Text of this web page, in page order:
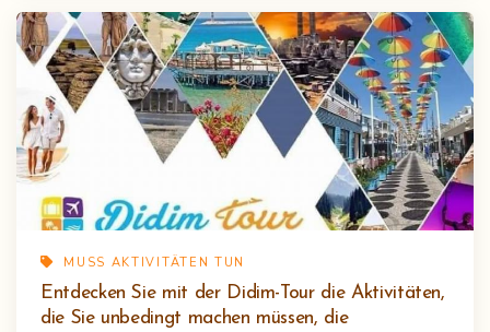
MUSS AKTIVITÄTEN TUN
Entdecken Sie mit der Didim-Tour die Aktivitäten,
die Sie unbedingt machen müssen, die